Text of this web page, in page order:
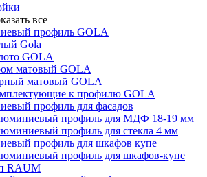
все
профиль GOLA
Gola
GOLA
матовый GOLA
матовый GOLA
к профилю GOLA
профиль для фасадов
профиль для МДФ 18-19 мм
профиль для стекла 4 мм
профиль для шкафов купе
профиль для шкафов-купе
RAUM